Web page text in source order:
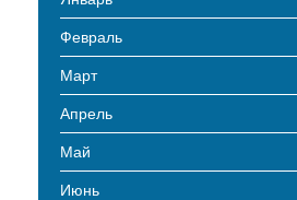
Февраль
Март
Апрель
Май
Июнь